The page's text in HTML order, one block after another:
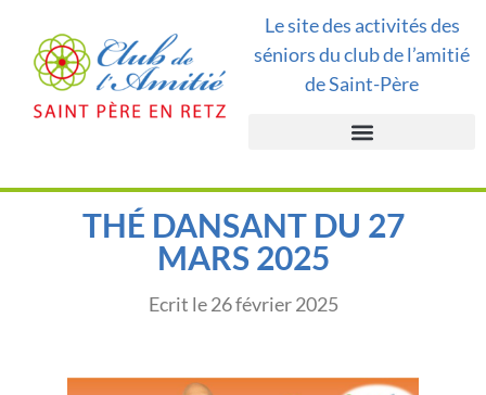
Le site des activités des
séniors du club de l’amitié
de Saint-Père
THÉ DANSANT DU 27
MARS 2025
Ecrit le 26 février 2025